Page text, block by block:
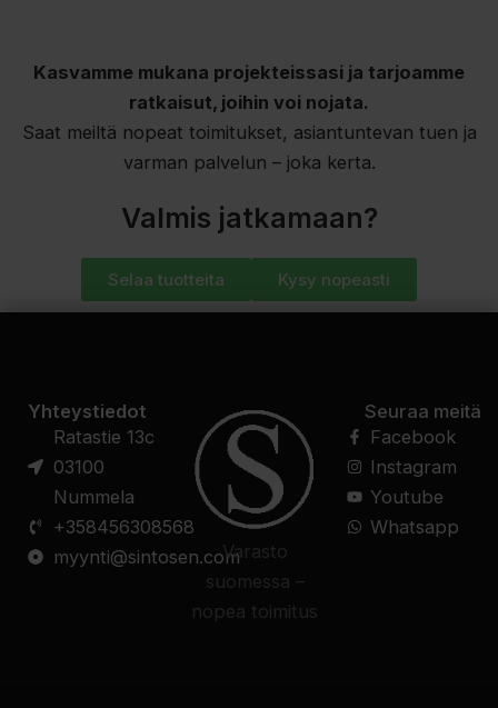
Kasvamme mukana projekteissasi ja tarjoamme
ratkaisut, joihin voi nojata.
Saat meiltä nopeat toimitukset, asiantuntevan tuen ja
varman palvelun – joka kerta.
Valmis jatkamaan?
Selaa tuotteita Kysy nopeasti
Yhteystiedot
Ratastie 13c
03100
Nummela
+358456308568
myynti@sintosen.comVarasto
suomessa –
nopea toimitus
Seuraa meitä
Facebook
Instagram
Youtube
Whatsapp